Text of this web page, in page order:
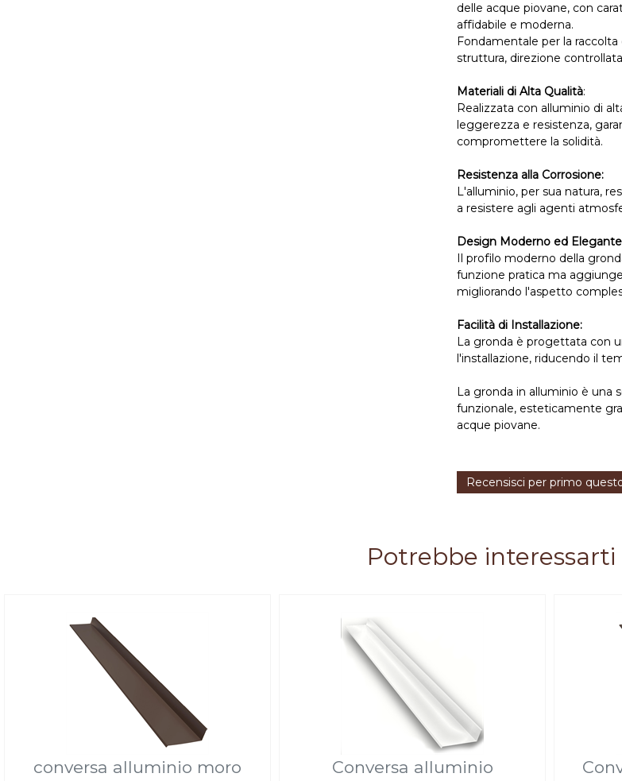
delle acque piovane, con
affidabile e moderna.
Fondamentale per la
struttura, direzione controllata
Materiali di Alta Qualità:
Realizzata con alluminio di
leggerezza e resistenza,
compromettere la solidità.
Resistenza alla Corrosione:
L'alluminio, per sua natura,
a resistere agli agenti
Design Moderno ed
Il profilo moderno della
funzione pratica ma
migliorando l'aspetto
Facilità di Installazione:
La gronda è progettata con
l'installazione, riducendo il
La gronda in alluminio è una
funzionale, esteticamente
acque piovane.
Recensisci per primo
Potrebbe interessarti
conversa alluminio moro
Conversa alluminio